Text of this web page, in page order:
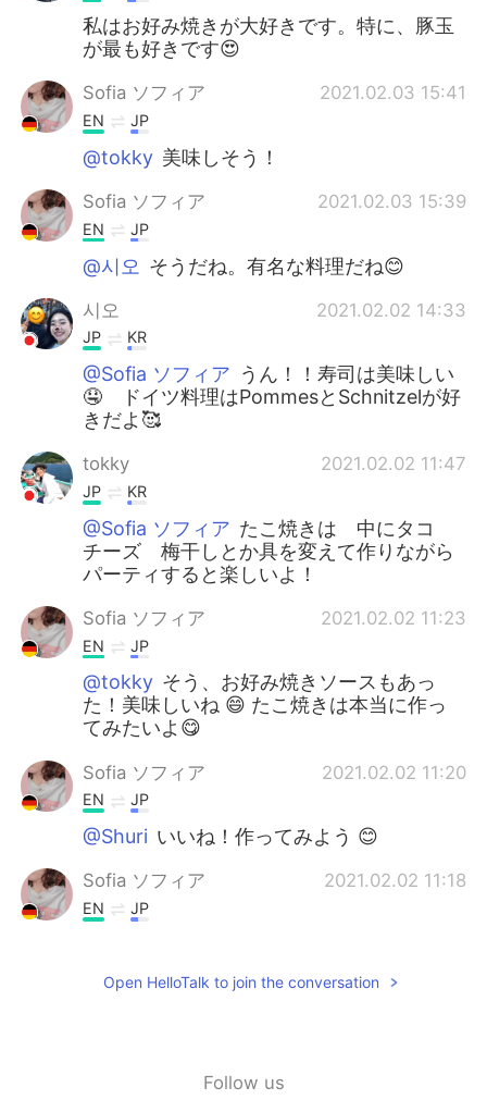
私はお好み焼きが大好きです。特に、豚玉
が最も好きです😍
Sofia ソフィア 2021.02.03 15:41
EN JP
@tokky 美味しそう！
Sofia ソフィア 2021.02.03 15:39
EN JP
@시오 そうだね。有名な料理だね😊
시오 2021.02.02 14:33
JP KR
@Sofia ソフィア うん！！寿司は美味しい
🤤 ドイツ料理はPommesとSchnitzelが好
きだよ🥰
tokky 2021.02.02 11:47
JP KR
@Sofia ソフィア たこ焼きは 中にタコ
チーズ 梅干しとか具を変えて作りながら
パーティすると楽しいよ！
Sofia ソフィア 2021.02.02 11:23
EN JP
@tokky そう、お好み焼きソースもあっ
た！美味しいね 😄 たこ焼きは本当に作っ
てみたいよ😋
Sofia ソフィア 2021.02.02 11:20
EN JP
@Shuri いいね！作ってみよう 😊
Sofia ソフィア 2021.02.02 11:18
EN JP
Sofia ソフィア 2021.02.02 11:16
Open HelloTalk to join the conversation
Follow us